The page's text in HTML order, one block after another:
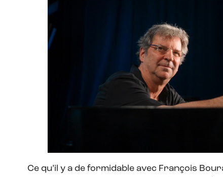
Ce qu’il y a de formidable avec François